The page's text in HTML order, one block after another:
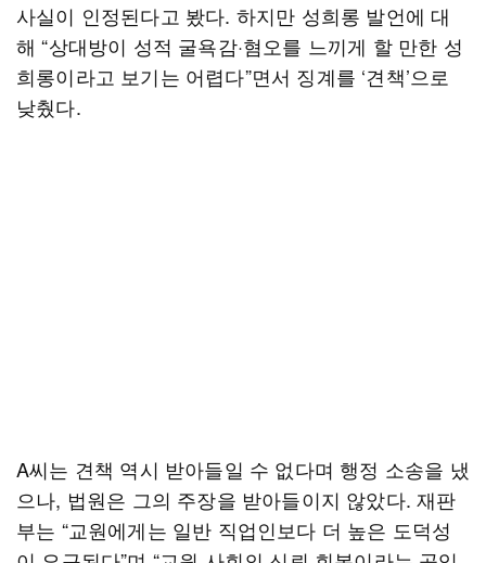
사실이 인정된다고 봤다. 하지만 성희롱 발언에 대
해 “상대방이 성적 굴욕감·혐오를 느끼게 할 만한 성
희롱이라고 보기는 어렵다”면서 징계를 ‘견책’으로
낮췄다.
A씨는 견책 역시 받아들일 수 없다며 행정 소송을 냈
으나, 법원은 그의 주장을 받아들이지 않았다. 재판
부는 “교원에게는 일반 직업인보다 더 높은 도덕성